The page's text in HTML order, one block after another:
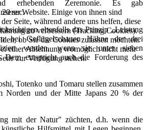
erhebenden Zeremonie. Es gab
sec.
ebenfalls das Prinzip ,,Leistung
bei Geflügelschauen Hähne der drei
werden, wenn sie unter sieben
Dem entspricht auch die Forderung des
Totenko und Tomaru stellen zusammen
Norden und der Mitte Japans 20 % der
mit der Natur" züchten, d.h. wenn die
Website. Einige von ihnen sind
Seite, während andere uns helfen, diese
zu verbessern (Tracking Cookies).
ob Sie die Cookies zulassen möchten.
einer Ablehnung womöglich nicht mehr
zur Verfügung stehen.